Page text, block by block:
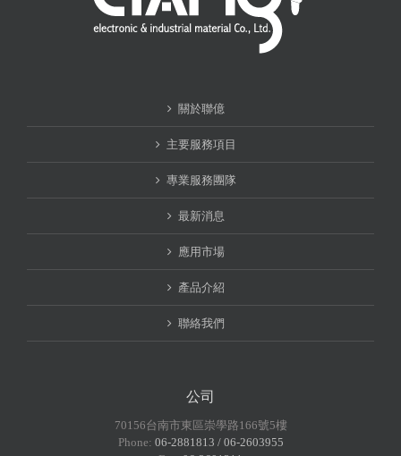
關於聯億
主要服務項目
專業服務團隊
最新消息
應用市場
產品介紹
聯絡我們
公司
70156台南市東區崇學路166號5樓
Phone: 06-2881813 / 06-2603955